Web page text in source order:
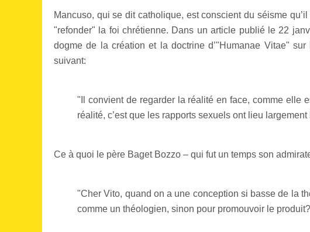
Mancuso, qui se dit catholique, est conscient du séisme
"refonder" la foi chrétienne. Dans un article publié le 22
dogme de la création et la doctrine d’"Humanae Vitae"
suivant:
"Il convient de regarder la réalité en face, comme elle
réalité, c’est que les rapports sexuels ont lieu
Ce à quoi le père Baget Bozzo – qui fut un temps son
"Cher Vito, quand on a une conception si basse de la
comme un théologien, sinon pour promouvoir le